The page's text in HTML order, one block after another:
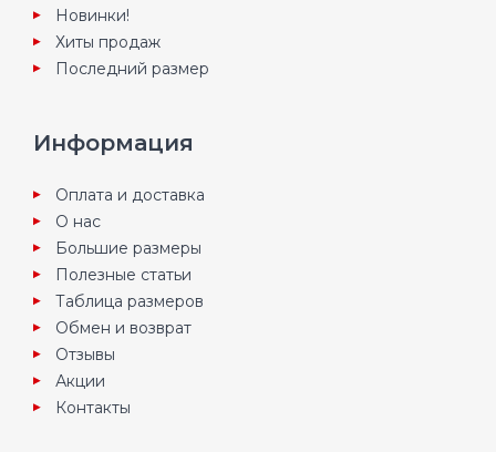
Новинки!
Хиты продаж
Последний размер
Информация
Оплата и доставка
О нас
Большие размеры
Полезные статьи
Таблица размеров
Обмен и возврат
Отзывы
Акции
Контакты